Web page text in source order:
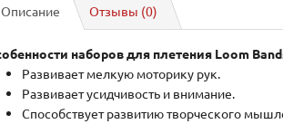
Описание Отзывы (0)
наборов для плетения Loom
Развивает мелкую моторику рук.
Развивает усидчивость и внимание.
Способствует развитию творческого